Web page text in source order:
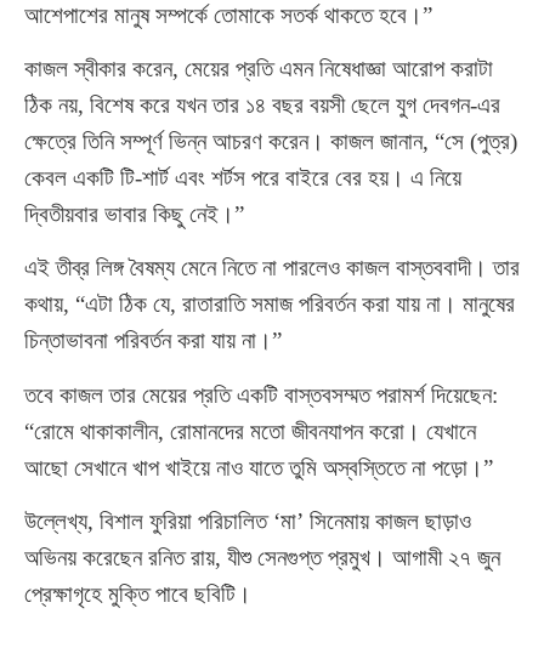
আশেপাশের মানুষ সম্পর্কে তোমাকে সতর্ক থাকতে হবে।”
কাজল স্বীকার করেন, মেয়ের প্রতি এমন নিষেধাজ্ঞা আরোপ করাটা
ঠিক নয়, বিশেষ করে যখন তার ১৪ বছর বয়সী ছেলে যুগ দেবগন-এর
ক্ষেত্রে তিনি সম্পূর্ণ ভিন্ন আচরণ করেন। কাজল জানান, “সে (পুত্র)
কেবল একটি টি-শার্ট এবং শর্টস পরে বাইরে বের হয়। এ নিয়ে
দ্বিতীয়বার ভাবার কিছু নেই।”
এই তীব্র লিঙ্গ বৈষম্য মেনে নিতে না পারলেও কাজল বাস্তববাদী। তার
কথায়, “এটা ঠিক যে, রাতারাতি সমাজ পরিবর্তন করা যায় না। মানুষের
চিন্তাভাবনা পরিবর্তন করা যায় না।”
তবে কাজল তার মেয়ের প্রতি একটি বাস্তবসম্মত পরামর্শ দিয়েছেন:
“রোমে থাকাকালীন, রোমানদের মতো জীবনযাপন করো। যেখানে
আছো সেখানে খাপ খাইয়ে নাও যাতে তুমি অস্বস্তিতে না পড়ো।”
উল্লেখ্য, বিশাল ফুরিয়া পরিচালিত ‘মা’ সিনেমায় কাজল ছাড়াও
অভিনয় করেছেন রনিত রায়, যীশু সেনগুপ্ত প্রমুখ। আগামী ২৭ জুন
প্রেক্ষাগৃহে মুক্তি পাবে ছবিটি।